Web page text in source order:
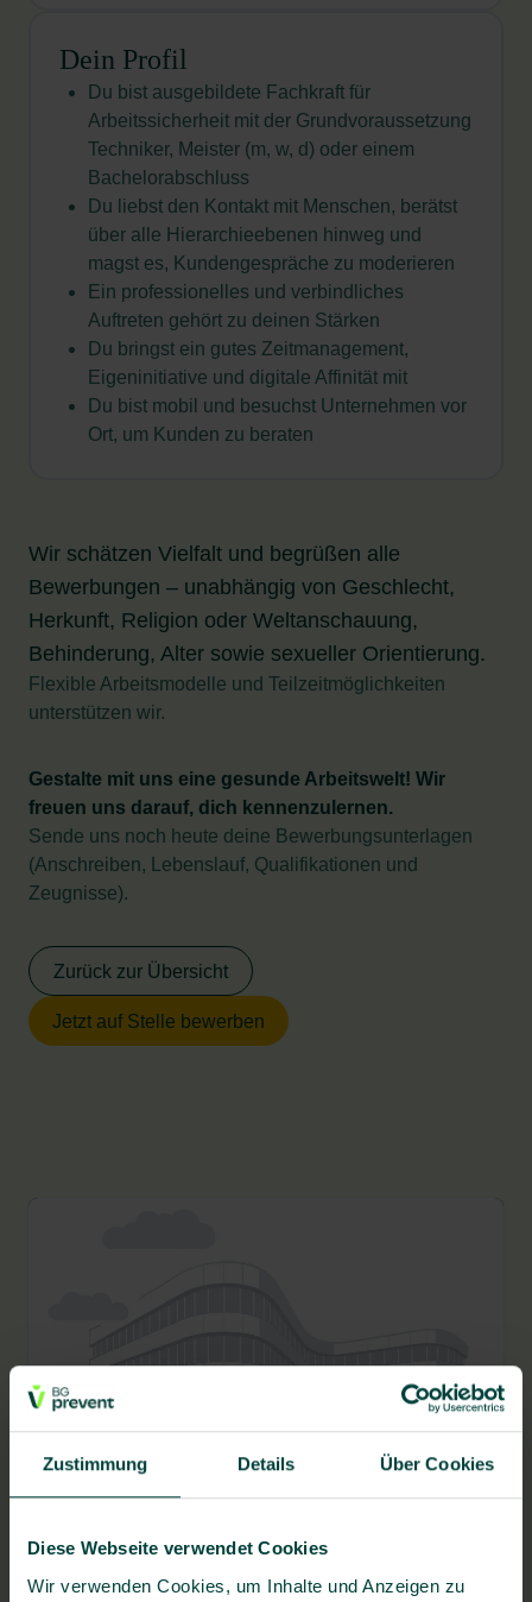
Zustimmung Details Über Cookies
Diese Webseite verwendet Cookies
Wir verwenden Cookies, um Inhalte und Anzeigen zu
Dein Profil
Du bist ausgebildete Fachkraft für
Arbeitssicherheit mit der Grundvoraussetzung
Techniker, Meister (m, w, d) oder einem
Bachelorabschluss
Du liebst den Kontakt mit Menschen, berätst
über alle Hierarchieebenen hinweg und
magst es, Kundengespräche zu moderieren
Ein professionelles und verbindliches
Auftreten gehört zu deinen Stärken
Du bringst ein gutes Zeitmanagement,
Eigeninitiative und digitale Affinität mit
Du bist mobil und besuchst Unternehmen vor
Ort, um Kunden zu beraten
Wir schätzen Vielfalt und begrüßen alle
Bewerbungen – unabhängig von Geschlecht,
Herkunft, Religion oder Weltanschauung,
Behinderung, Alter sowie sexueller Orientierung.
Flexible Arbeitsmodelle und Teilzeitmöglichkeiten
unterstützen wir.
Gestalte mit uns eine gesunde Arbeitswelt! Wir
freuen uns darauf, dich kennenzulernen.
Sende uns noch heute deine Bewerbungsunterlagen
(Anschreiben, Lebenslauf, Qualifikationen und
Zeugnisse).
Zurück zur Übersicht
Jetzt auf Stelle bewerben
BG prevent Gesundheitszentrum
Bremerhaven